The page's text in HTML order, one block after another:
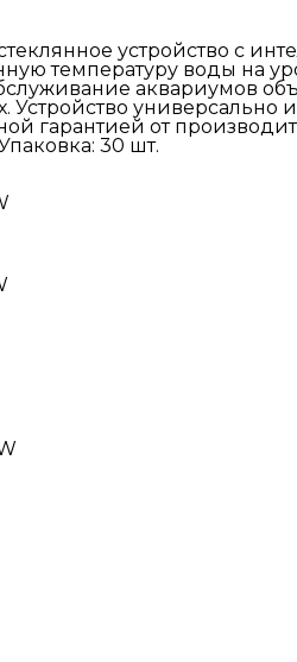
устройство с
температуру воды на
аквариумов
Устройство
гарантией от
30 шт.